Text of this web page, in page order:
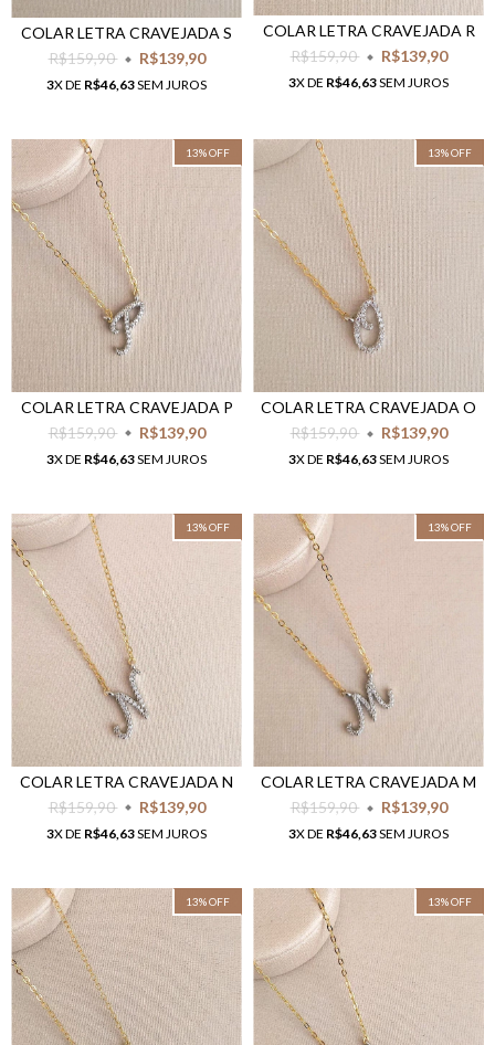
COLAR LETRA CRAVEJADA S
R$159,90
R$139,90
3X DE R$46,63SEM JUROS
COLAR LETRA CRAVEJADA R
R$159,90
R$139,90
3X DE R$46,63SEM JUROS
13%OFF
COLAR LETRA CRAVEJADA P
R$159,90
R$139,90
3X DE R$46,63SEM JUROS
13%OFF
COLAR LETRA CRAVEJADA O
R$159,90
R$139,90
3X DE R$46,63SEM JUROS
13%OFF
COLAR LETRA CRAVEJADA N
R$159,90
R$139,90
3X DE R$46,63SEM JUROS
13%OFF
COLAR LETRA CRAVEJADA M
R$159,90
R$139,90
3X DE R$46,63SEM JUROS
13%OFF 13%OFF